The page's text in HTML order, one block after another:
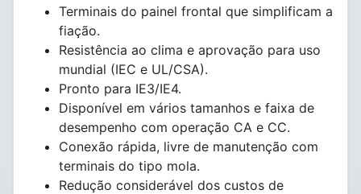
Terminais do painel frontal que simplificam a
fiação.
Resistência ao clima e aprovação para uso
mundial (IEC e UL/CSA).
Pronto para IE3/IE4.
Disponível em vários tamanhos e faixa de
desempenho com operação CA e CC.
Conexão rápida, livre de manutenção com
terminais do tipo mola.
Redução considerável dos custos de